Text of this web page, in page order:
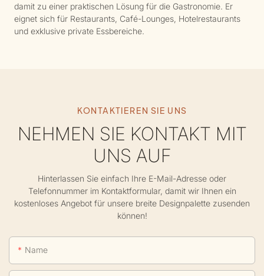
damit zu einer praktischen Lösung für die Gastronomie. Er
eignet sich für Restaurants, Café-Lounges, Hotelrestaurants
und exklusive private Essbereiche.
KONTAKTIEREN SIE UNS
NEHMEN SIE KONTAKT MIT
UNS AUF
Hinterlassen Sie einfach Ihre E-Mail-Adresse oder
Telefonnummer im Kontaktformular, damit wir Ihnen ein
kostenloses Angebot für unsere breite Designpalette zusenden
können!
Name